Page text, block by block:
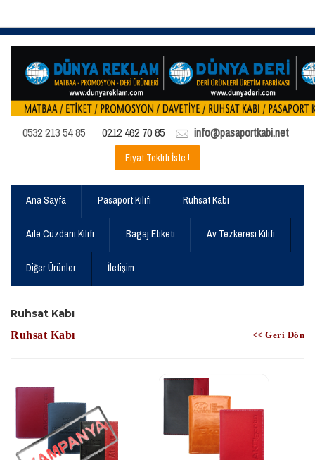
0532 213 54 85 0212 462 70 85 info@pasaportkabi.net
Fiyat Teklifi İste !
Ana Sayfa Pasaport Kılıfı Ruhsat Kabı
Aile Cüzdanı Kılıfı Bagaj Etiketi Av Tezkeresi Kılıfı
Diğer Ürünler İletişim
Ruhsat Kabı
Ruhsat Kabı << Geri Dön